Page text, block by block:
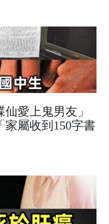
愛上鬼男友」
家屬收到150字書